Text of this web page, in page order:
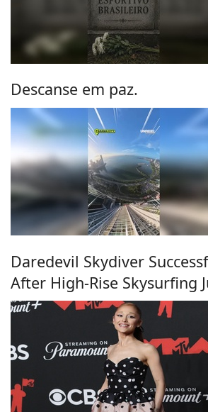
Descanse em paz.
Daredevil Skydiver
After High-Rise Skysurfing